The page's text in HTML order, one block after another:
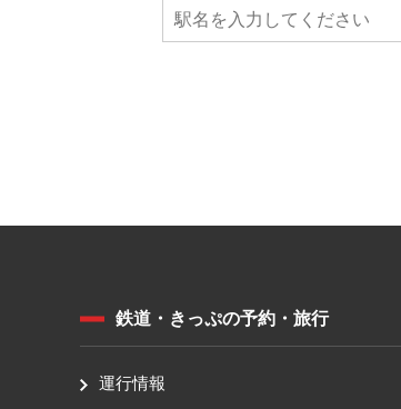
鉄道・きっぷの予約・旅行
運行情報